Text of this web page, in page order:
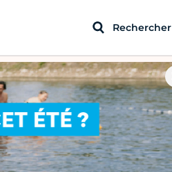
Rechercher